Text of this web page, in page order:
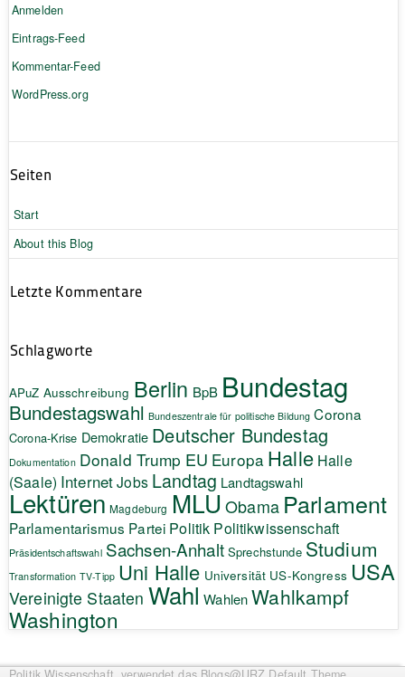
Anmelden
Eintrags-Feed
Kommentar-Feed
WordPress.org
Seiten
Start
About this Blog
Letzte Kommentare
Schlagworte
APuZ Ausschreibung Berlin BpB Bundestag
Bundestagswahl Bundeszentrale für politische Bildung Corona
Corona-Krise Demokratie Deutscher Bundestag
Dokumentation Donald Trump EU Europa Halle Halle
(Saale) InternetJobs Landtag Landtagswahl
Lektüren Magdeburg MLU Obama Parlament
Parlamentarismus Partei Politik Politikwissenschaft
Präsidentschaftswahl Sachsen-Anhalt Sprechstunde Studium
Transformation TV-Tipp Uni Halle Universität US-Kongress USA
Vereinigte Staaten Wahl Wahlen Wahlkampf
Washington